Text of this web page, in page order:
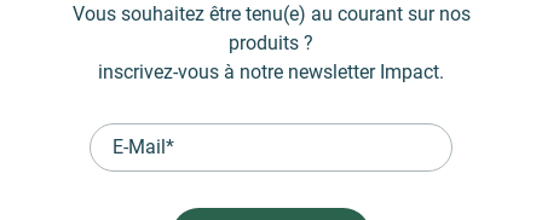
Vous souhaitezêtre tenu(e) au courant sur nos
produits ?
inscrivez-vous à notre newsletter Impact.